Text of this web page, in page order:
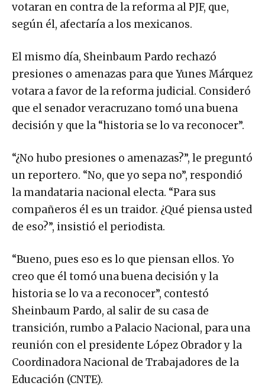
votaran en contra de la reforma al PJF, que,
según él, afectaría a los mexicanos.
El mismo día, Sheinbaum Pardo rechazó
presiones o amenazas para que Yunes Márquez
votara a favor de la reforma judicial. Consideró
que el senador veracruzano tomó una buena
decisión y que la “historia se lo va reconocer”.
“¿No hubo presiones o amenazas?”, le preguntó
un reportero. “No, que yo sepa no”, respondió
la mandataria nacional electa. “Para sus
compañeros él es un traidor. ¿Qué piensa usted
de eso?”, insistió el periodista.
“Bueno, pues eso es lo que piensan ellos. Yo
creo que él tomó una buena decisión y la
historia se lo va a reconocer”, contestó
Sheinbaum Pardo, al salir de su casa de
transición, rumbo a Palacio Nacional, para una
reunión con el presidente López Obrador y la
Coordinadora Nacional de Trabajadores de la
Educación (CNTE).